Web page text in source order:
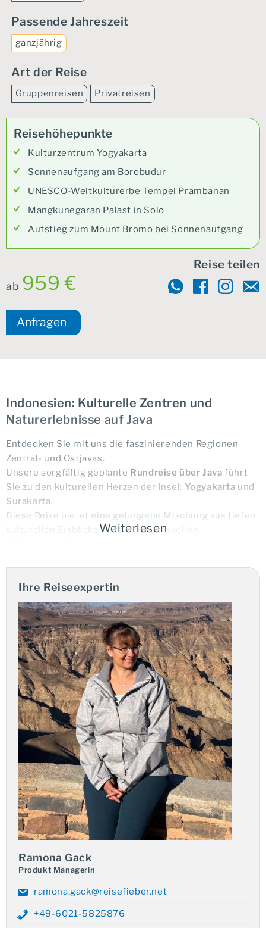
Passende Jahreszeit
ganzjährig
Art der Reise
Gruppenreisen Privatreisen
Reisehöhepunkte
Kulturzentrum Yogyakarta
Sonnenaufgang am Borobudur
UNESCO-Weltkulturerbe Tempel Prambanan
Mangkunegaran Palast in Solo
Aufstieg zum Mount Bromo bei Sonnenaufgang
ab 959 €
Reise teilen
Anfragen
Indonesien: Kulturelle Zentren und
Naturerlebnisse auf Java
Entdecken Sie mit uns die faszinierenden Regionen
Zentral- und Ostjavas.
Unsere sorgfältig geplante Rundreise über Java führt
Sie zu den kulturellen Herzen der Insel: Yogyakarta und
Surakarta.
Diese Reise bietet eine gelungene Mischung aus tiefen
kulturellen Einblicken und eindrucksvollen
Ihre Vorteile:
Sie reisen in kleiner Gruppe
Garantierte Durchführung ab 2 Personen
Englischsprechende Reiseleitung
auch als individuelle Privatreise möglich
Javanische Kultur und Tempelanlagen
In Yogyakarta tauchen Sie in das Zentrum javanischer
Traditionen ein.
Die Stadt beeindruckt mit dem historischen Kraton
(Sultanspalast) und seinen charmanten, verwinkelten
Gassen, die zum Erkunden einladen. Ein wesentlicher
Bestandteil des Programms ist der Besuch der
weltberühmten Tempelanlagen.
Sie erleben den majestätischen
Borobudur, die größte
buddhistische Tempelanlage der Welt, und den
hinduistischen Prambanan-Tempelkomplex
Geschichte der Insel.
Weiterlesen
Ihre Reiseexpertin
Ramona Gack
Produkt Managerin
ramona.gack@reisefieber.net
+49-6021-5825876